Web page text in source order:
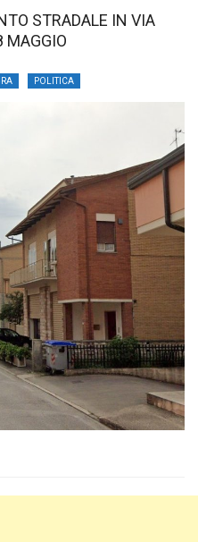
STRADALE IN VIA
MAGGIO
POLITICA